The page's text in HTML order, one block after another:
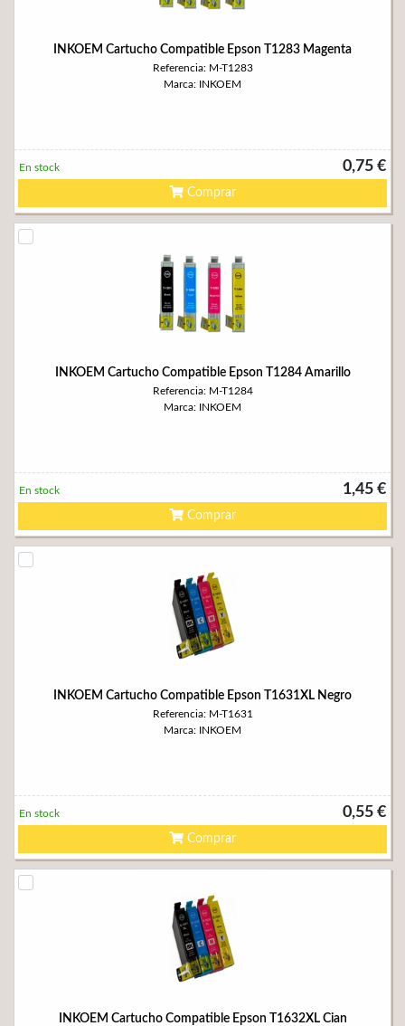
INKOEM Cartucho Compatible Epson T1283 Magenta
Referencia: M-T1283
Marca: INKOEM
0,75 €
En stock
Comprar
INKOEM Cartucho Compatible Epson T1284 Amarillo
Referencia: M-T1284
Marca: INKOEM
1,45 €
En stock
Comprar
INKOEM Cartucho Compatible Epson T1631XL Negro
Referencia: M-T1631
Marca: INKOEM
0,55 €
En stock
Comprar
INKOEM Cartucho Compatible Epson T1632XL Cian